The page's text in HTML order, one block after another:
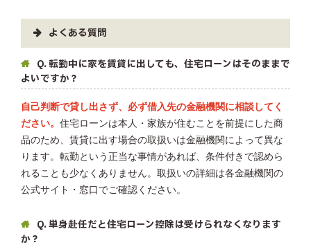
よくある質問
Q. 転勤中に家を賃貸に出しても、住宅ローンはそのままで
よいですか？
自己判断で貸し出さず、必ず借入先の金融機関に相談してく
ださい。 住宅ローンは本人・家族が住むことを前提にした商
品のため、賃貸に出す場合の取扱いは金融機関によって異な
ります。転勤という正当な事情があれば、条件付きで認めら
れることも少なくありません。取扱いの詳細は各金融機関の
公式サイト・窓口でご確認ください。
Q. 単身赴任だと住宅ローン控除は受けられなくなります
か？